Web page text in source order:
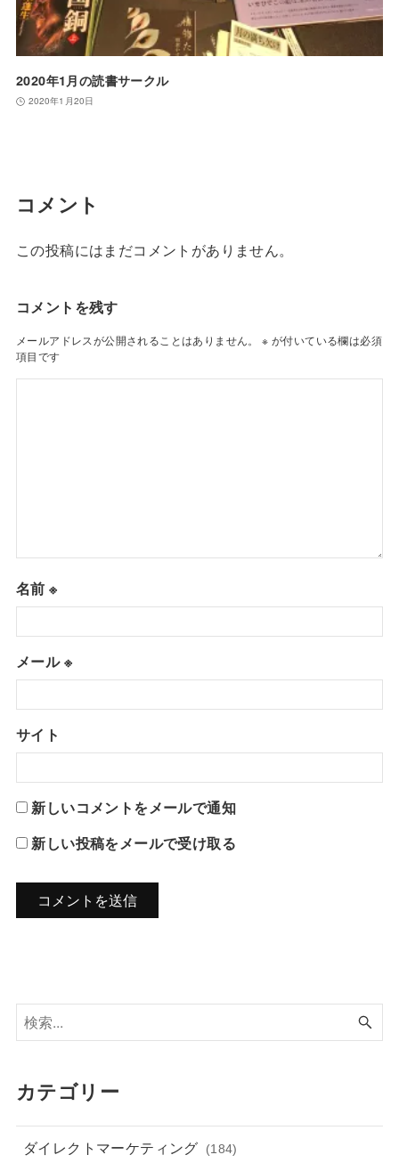
2020年1月の読書サークル
2020年1月20日
コメント
この投稿にはまだコメントがありません。
コメントを残す
メールアドレスが公開されることはありません。 ※ が付いている欄は必須
項目です
名前※
メール※
サイト
新しいコメントをメールで通知
新しい投稿をメールで受け取る
カテゴリー
ダイレクトマーケティング (184)